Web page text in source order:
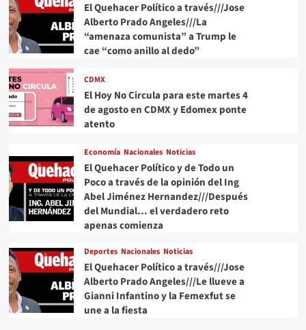
El Quehacer Político a través///Jose
Alberto Prado Angeles///La
“amenaza comunista” a Trump le
cae “como anillo al dedo”
CDMX
El Hoy No Circula para este martes 4
de agosto en CDMX y Edomex ponte
atento
Economía Nacionales Noticias
El Quehacer Político y de Todo un
Poco a través de la opinión del Ing
Abel Jiménez Hernandez///Después
del Mundial… el verdadero reto
apenas comienza
Deportes Nacionales Noticias
El Quehacer Político a través///Jose
Alberto Prado Angeles///Le llueve a
Gianni Infantino y la Femexfut se
une a la fiesta